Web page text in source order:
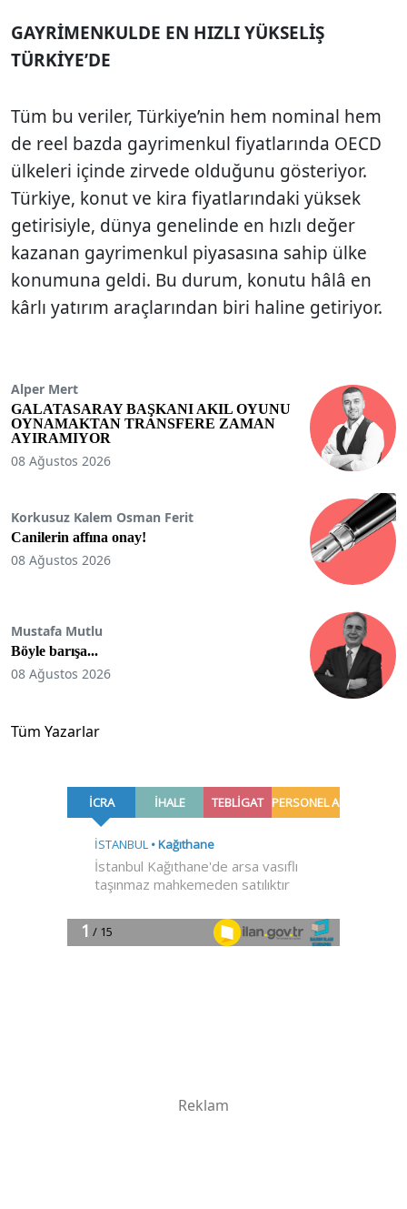
GAYRİMENKULDE EN HIZLI YÜKSELİŞ
TÜRKİYE’DE
Tüm bu veriler, Türkiye’nin hem nominal hem
de reel bazda gayrimenkul fiyatlarında OECD
ülkeleri içinde zirvede olduğunu gösteriyor.
Türkiye, konut ve kira fiyatlarındaki yüksek
getirisiyle, dünya genelinde en hızlı değer
kazanan gayrimenkul piyasasına sahip ülke
konumuna geldi. Bu durum, konutu hâlâ en
kârlı yatırım araçlarından biri haline getiriyor.
Alper Mert
GALATASARAY BAŞKANI AKIL OYUNU
OYNAMAKTAN TRANSFERE ZAMAN
AYIRAMIYOR
08 Ağustos 2026
Korkusuz Kalem Osman Ferit
Canilerin affına onay!
08 Ağustos 2026
Mustafa Mutlu
Böyle barışa...
08 Ağustos 2026
Tüm Yazarlar